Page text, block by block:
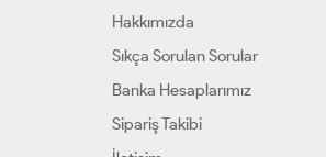
Hakkımızda
Sıkça Sorulan Sorular
Banka Hesaplarımız
Sipariş Takibi